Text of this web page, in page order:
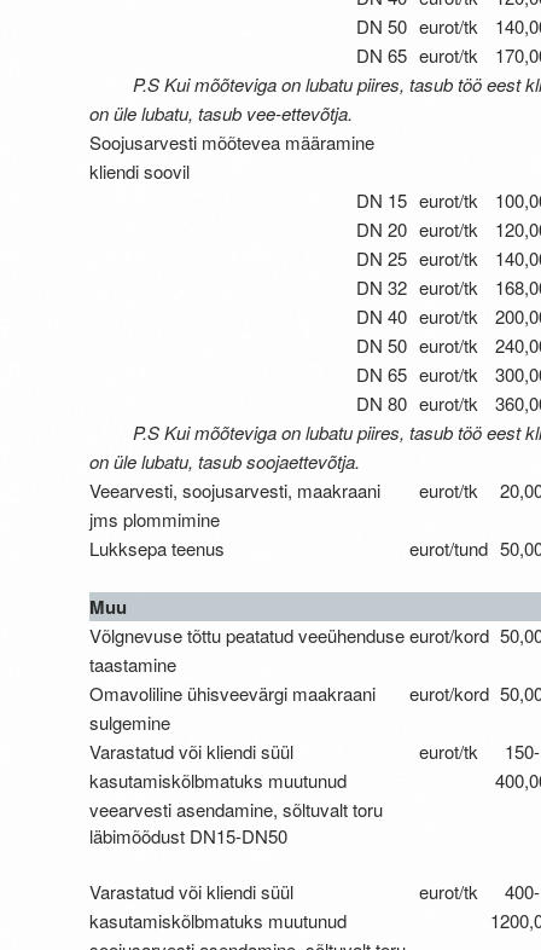
DN 50 eurot/tk
DN 65 eurot/tk
P.S Kui mõõteviga on lubatu piires, tasub töö eest
on üle lubatu, tasub vee-ettevõtja.
Soojusarvesti mõõtevea määramine
kliendi soovil
DN 15 eurot/tk
DN 20 eurot/tk
DN 25 eurot/tk
DN 32 eurot/tk
DN 40 eurot/tk
DN 50 eurot/tk
DN 65 eurot/tk
DN 80 eurot/tk
P.S Kui mõõteviga on lubatu piires, tasub töö eest
on üle lubatu, tasub soojaettevõtja.
Veearvesti, soojusarvesti, maakraani
jms plommimine
eurot/tk
Lukksepa teenus eurot/tund
Muu
Võlgnevuse tõttu peatatud veeühenduse
taastamine
eurot/kord
Omavoliline ühisveevärgi maakraani
sulgemine
eurot/kord
Varastatud või kliendi süül
kasutamiskõlbmatuks muutunud
veearvesti asendamine, sõltuvalt toru
läbimõõdust DN15-DN50
eurot/tk
150-
Varastatud või kliendi süül
kasutamiskõlbmatuks muutunud
eurot/tk
400-